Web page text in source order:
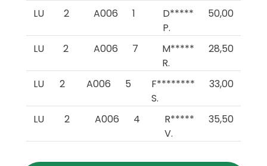
LU 2 A006 1
D*****
P.
50,00
LU 2 A006 7
M*****
R.
28,50
LU 2 A006 5
F********
S.
33,00
LU 2 A006 4
R*****
V.
35,50